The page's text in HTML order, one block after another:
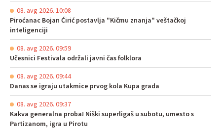
08. avg 2026. 10:08
Piroćanac Bojan Ćirić postavlja "Kičmu znanja" veštačkoj
inteligenciji
08. avg 2026. 09:59
Učesnici Festivala održali javni čas folklora
08. avg 2026. 09:44
Danas se igraju utakmice prvog kola Kupa grada
08. avg 2026. 09:37
Kakva generalna proba! Niški superligaš u subotu, umesto s
Partizanom, igra u Pirotu